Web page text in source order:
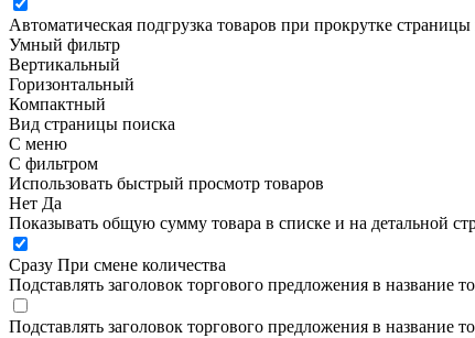
Автоматическая подгрузка товаров при прокрутке страницы
Умный фильтр
Вертикальный
Горизонтальный
Компактный
Вид страницы поиска
С меню
С фильтром
Использовать быстрый просмотр товаров
Нет Да
Показывать общую сумму товара в списке и на детальной
Сразу При смене количества
Подставлять заголовок торгового предложения в название
Подставлять заголовок торгового предложения в название